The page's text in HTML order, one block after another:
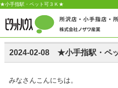
★小手指駅・ペット可３Ｋ★
2024-02-08 ★小手指駅・ペ
みなさんこんにちは。